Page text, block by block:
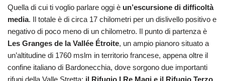
Quella di cui ti voglio parlare oggi è un’escursione di difficoltà
media. Il totale è di circa 17 chilometri per un dislivello positivo e
negativo di poco meno di un chilometro. Il punto di partenza è
Les Granges de la Vallée Étroite, un ampio pianoro situato a
un’altitudine di 1760 mslm in territorio francese, appena oltre il
confine italiano di Bardonecchia, dove sorgono due importanti
rifugi della Valle Stretta: il Rifugio I Re Magi e il Rifugio Terzo